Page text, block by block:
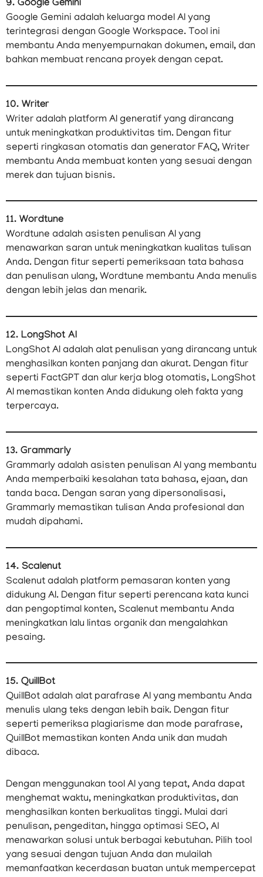
9. Google Gemini
Google Gemini adalah keluarga model AI yang
terintegrasi dengan Google Workspace. Tool ini
membantu Anda menyempurnakan dokumen, email, dan
bahkan membuat rencana proyek dengan cepat.
10. Writer
Writer adalah platform AI generatif yang dirancang
untuk meningkatkan produktivitas tim. Dengan fitur
seperti ringkasan otomatis dan generator FAQ, Writer
membantu Anda membuat konten yang sesuai dengan
merek dan tujuan bisnis.
11. Wordtune
Wordtune adalah asisten penulisan AI yang
menawarkan saran untuk meningkatkan kualitas tulisan
Anda. Dengan fitur seperti pemeriksaan tata bahasa
dan penulisan ulang, Wordtune membantu Anda menulis
dengan lebih jelas dan menarik.
12. LongShot AI
LongShot AI adalah alat penulisan yang dirancang untuk
menghasilkan konten panjang dan akurat. Dengan fitur
seperti FactGPT dan alur kerja blog otomatis, LongShot
AI memastikan konten Anda didukung oleh fakta yang
terpercaya.
13. Grammarly
Grammarly adalah asisten penulisan AI yang membantu
Anda memperbaiki kesalahan tata bahasa, ejaan, dan
tanda baca. Dengan saran yang dipersonalisasi,
Grammarly memastikan tulisan Anda profesional dan
mudah dipahami.
14. Scalenut
Scalenut adalah platform pemasaran konten yang
didukung AI. Dengan fitur seperti perencana kata kunci
dan pengoptimal konten, Scalenut membantu Anda
meningkatkan lalu lintas organik dan mengalahkan
pesaing.
15. QuillBot
QuillBot adalah alat parafrase AI yang membantu Anda
menulis ulang teks dengan lebih baik. Dengan fitur
seperti pemeriksa plagiarisme dan mode parafrase,
QuillBot memastikan konten Anda unik dan mudah
dibaca.
Dengan menggunakan tool AI yang tepat, Anda dapat
menghemat waktu, meningkatkan produktivitas, dan
menghasilkan konten berkualitas tinggi. Mulai dari
penulisan, pengeditan, hingga optimasi SEO, AI
menawarkan solusi untuk berbagai kebutuhan. Pilih tool
yang sesuai dengan tujuan Anda dan mulailah
memanfaatkan kecerdasan buatan untuk mempercepat